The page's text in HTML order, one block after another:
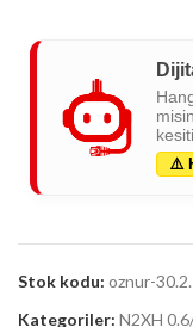
⚠️
Stok kodu: oznur-
Kategoriler: N2XH